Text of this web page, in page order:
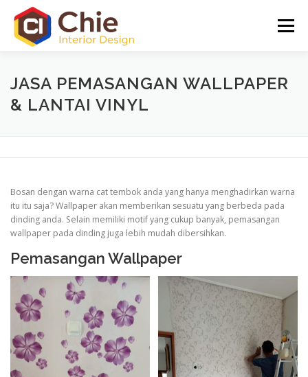
Lompat
konten
Menu
CHIE INTERIOR PORTO FOLIO INFO GALLERY
JASA PEMASANGAN WALLPAPER
& LANTAI VINYL
Bosan dengan warna cat tembok anda yang hanya menghadirkan warna
itu itu saja? Wallpaper akan memberikan sesuatu yang berbeda pada
dinding anda. Selain memiliki motif yang cukup banyak, pemasangan
wallpaper pada dinding juga lebih mudah dibersihkan.
Pemasangan Wallpaper